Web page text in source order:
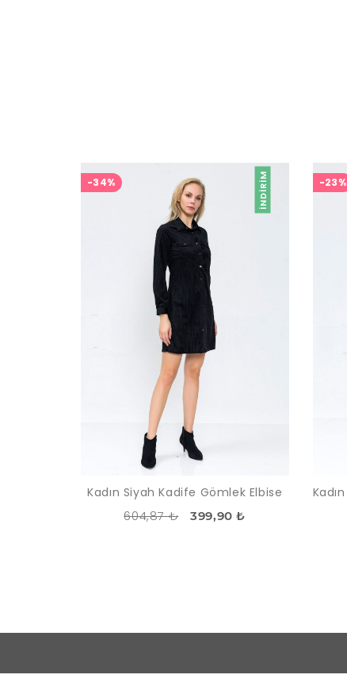
İNDIRIM
-34%
Kadın Siyah Kadife Gömlek Elbise
604,87 ₺ 399,90 ₺
-23%